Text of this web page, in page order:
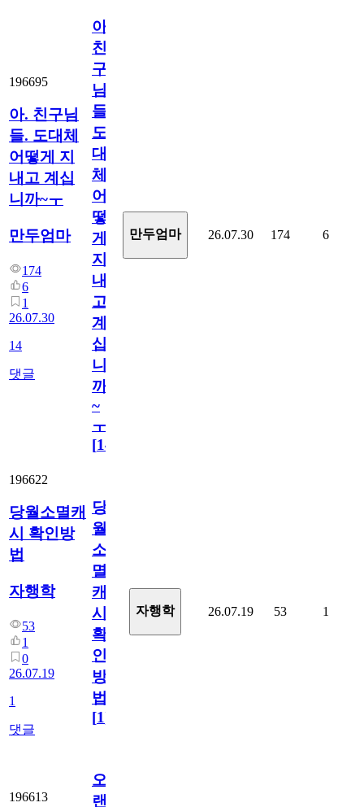
196695
아. 친구님
들. 도대체
어떻게 지
내고 계십
니까~ㅜ
만두엄마
174
6
1
26.07.30
14
댓글
아.
친
구
님
들.
도
대
체
어
떻
게
지
내
고
계
십
니
까
~
ㅜ
[14
만두엄마 26.07.30 174 6
196622
당월소멸캐
시 확인방
법
자행학
53
1
0
26.07.19
1
댓글
당
월
소
멸
캐
시
확
인
방
법
[1]
자행학 26.07.19 53 1
196613
오
랜